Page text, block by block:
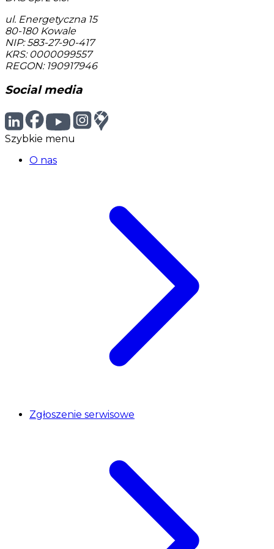
ul. Energetyczna 15
80-180 Kowale
NIP: 583-27-90-417
KRS: 0000099557
REGON: 190917946
Social media
Szybkie menu
O nas
Zgłoszenie serwisowe